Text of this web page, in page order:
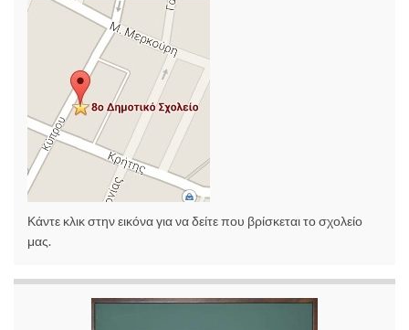
Κάντε κλικ στην εικόνα για να δείτε που βρίσκεται το σχολείο
μας.